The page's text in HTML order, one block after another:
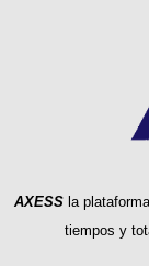
AXESSla
tiempos y